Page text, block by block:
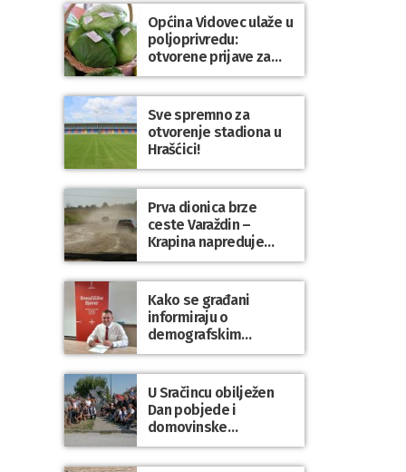
Općina Vidovec ulaže u
poljoprivredu:
otvorene prijave za
općinske potpore
Sve spremno za
otvorenje stadiona u
Hrašćici!
Prva dionica brze
ceste Varaždin –
Krapina napreduje
prema planu
Kako se građani
informiraju o
demografskim
mjerama? Sudjelujte u
istraživanju!
U Sračincu obilježen
Dan pobjede i
domovinske
zahvalnosti te Dan
hrvatskih branitelja